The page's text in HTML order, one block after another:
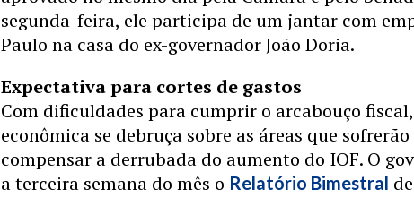
segunda-feira, ele participa de um jantar com
Paulo na casa do ex-governador João Doria.
Expectativa para cortes de gastos
Com dificuldades para cumprir o arcabouço
econômica se debruça sobre as áreas que
compensar a derrubada do aumento do IOF. O
a terceira semana do mês o Relatório Bimestral